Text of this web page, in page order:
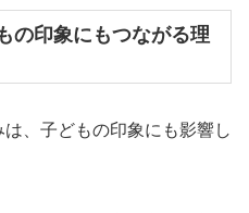
の印象にもつながる理
、子どもの印象にも影響し